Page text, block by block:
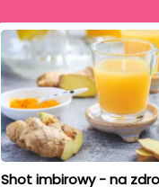
Shot imbirowy - na